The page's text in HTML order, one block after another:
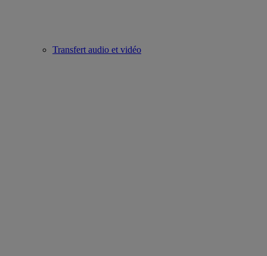
Transfert audio et vidéo